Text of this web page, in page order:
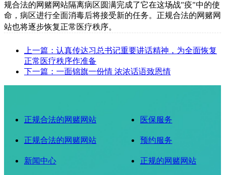
规合法的网赌网站隔离病区圆满完成了它在这场战"疫"中的使
命，病区进行全面消毒后将接受新的任务。正规合法的网赌网
站也将逐步恢复正常医疗秩序。
上一篇：认真传达习总书记重要讲话精神，为全面恢复
正常医疗秩序作准备
下一篇：一面锦旗一份情 浓浓话语致恩情
正规合法的网赌网站
正规合法的网赌网站
新闻中心
医保服务
预约服务
正规的网赌网站